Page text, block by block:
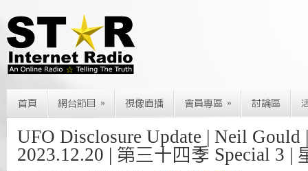
首頁 網台節目 » 視像直播 會員專區 » 討論區
UFO Disclosure Update | Neil Gould
2023.12.20 | 第三十四季 Special 3 |